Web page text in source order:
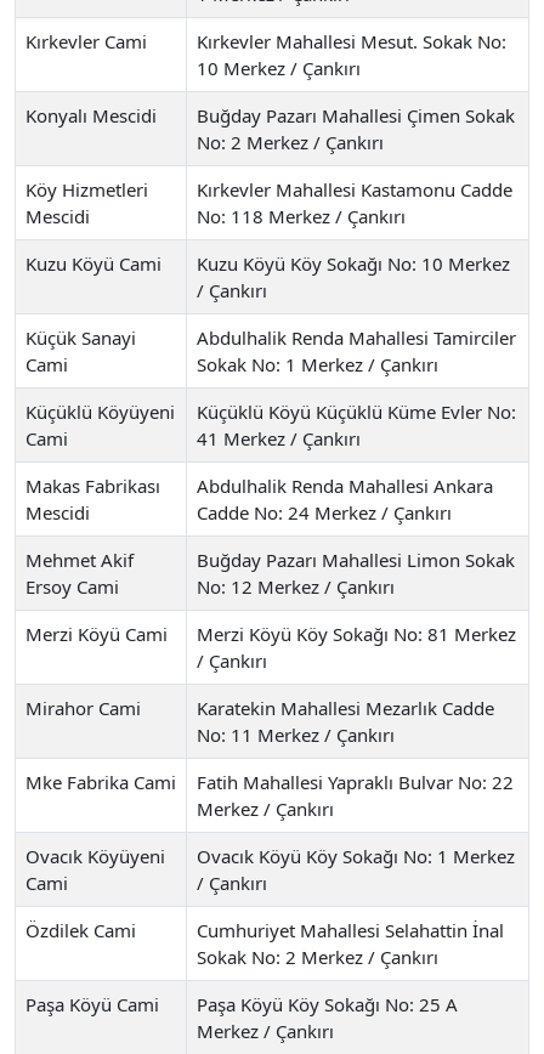
Kırkevler Cami
Kırkevler Mahallesi Mesut. Sokak No:
10 Merkez / Çankırı
Konyalı Mescidi
Buğday Pazarı Mahallesi Çimen Sokak
No: 2 Merkez / Çankırı
Köy Hizmetleri
Mescidi
Kırkevler Mahallesi Kastamonu Cadde
No: 118 Merkez / Çankırı
Kuzu Köyü Cami
Kuzu Köyü Köy Sokağı No: 10 Merkez
/ Çankırı
Küçük Sanayi
Cami
Abdulhalik Renda Mahallesi Tamirciler
Sokak No: 1 Merkez / Çankırı
Küçüklü Köyüyeni
Cami
Küçüklü Köyü Küçüklü Küme Evler No:
41 Merkez / Çankırı
Makas Fabrikası
Mescidi
Abdulhalik Renda Mahallesi Ankara
Cadde No: 24 Merkez / Çankırı
Mehmet Akif
Ersoy Cami
Buğday Pazarı Mahallesi Limon Sokak
No: 12 Merkez / Çankırı
Merzi Köyü Cami
Merzi Köyü Köy Sokağı No: 81 Merkez
/ Çankırı
Mirahor Cami
Karatekin Mahallesi Mezarlık Cadde
No: 11 Merkez / Çankırı
Mke Fabrika Cami
Fatih Mahallesi Yapraklı Bulvar No: 22
Merkez / Çankırı
Ovacık Köyüyeni
Cami
Ovacık Köyü Köy Sokağı No: 1 Merkez
/ Çankırı
Özdilek Cami
Cumhuriyet Mahallesi Selahattin İnal
Sokak No: 2 Merkez / Çankırı
Paşa Köyü Cami
Paşa Köyü Köy Sokağı No: 25 A
Merkez / Çankırı